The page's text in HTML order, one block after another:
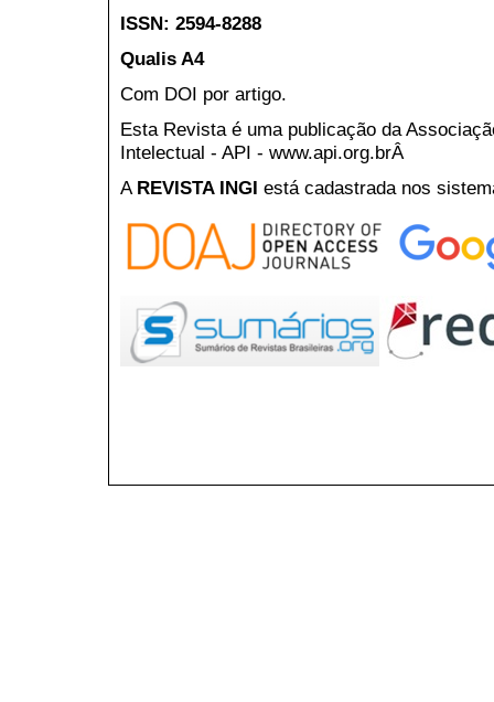
ISSN: 2594-8288
Qualis A4
Com DOI por artigo.
Esta Revista é uma publicação da
Intelectual - API - www.api.org.brÂ
A REVISTA INGI está cadastrada nos